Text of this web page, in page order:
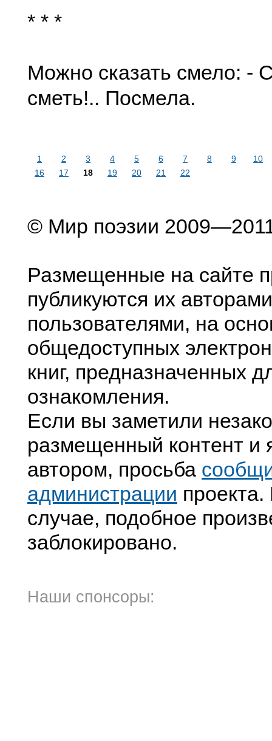
* * *
Можно сказать смело: -
сметь!.. Посмела.
1 2 3 4 5 6 7 8 9
10
16
17 18 19 20 21 22
© Мир поэзии
Размещенные на сайте
публикуются их
пользователями, на
общедоступных
книг, предназначенных
ознакомления.
Если вы заметили
размещенный контент и
автором, просьба
администрации
случае, подобное
заблокировано.
Наши спонсоры: